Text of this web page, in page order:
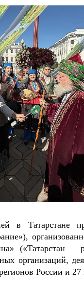
в Татарстане
(«Татарстан
организаций,
России и